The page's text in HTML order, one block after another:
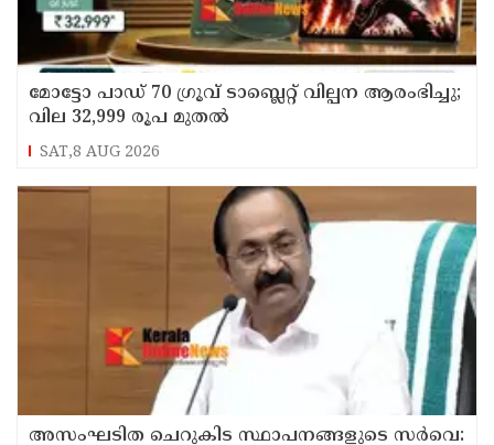
മോട്ടോ പാഡ് 70 ഗ്രൂവ് ടാബ്ലെറ്റ് വില്പന ആരംഭിച്ചു;
വില 32,999 രൂപ മുതൽ
SAT,8 AUG 2026
അസംഘടിത ചെറുകിട സ്ഥാപനങ്ങളുടെ സർവെ: